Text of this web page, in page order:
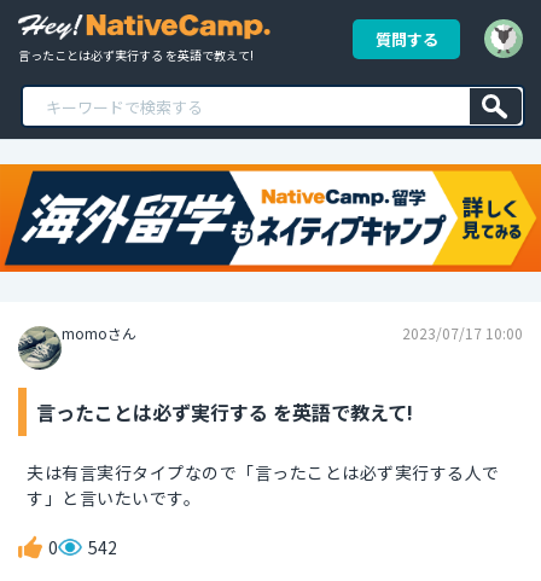
言ったことは必ず実行する を英語で教えて!
質問する
momoさん 2023/07/17 10:00
言ったことは必ず実行する を英語で教えて!
夫は有言実行タイプなので「言ったことは必ず実行する人で
す」と言いたいです。
0 542